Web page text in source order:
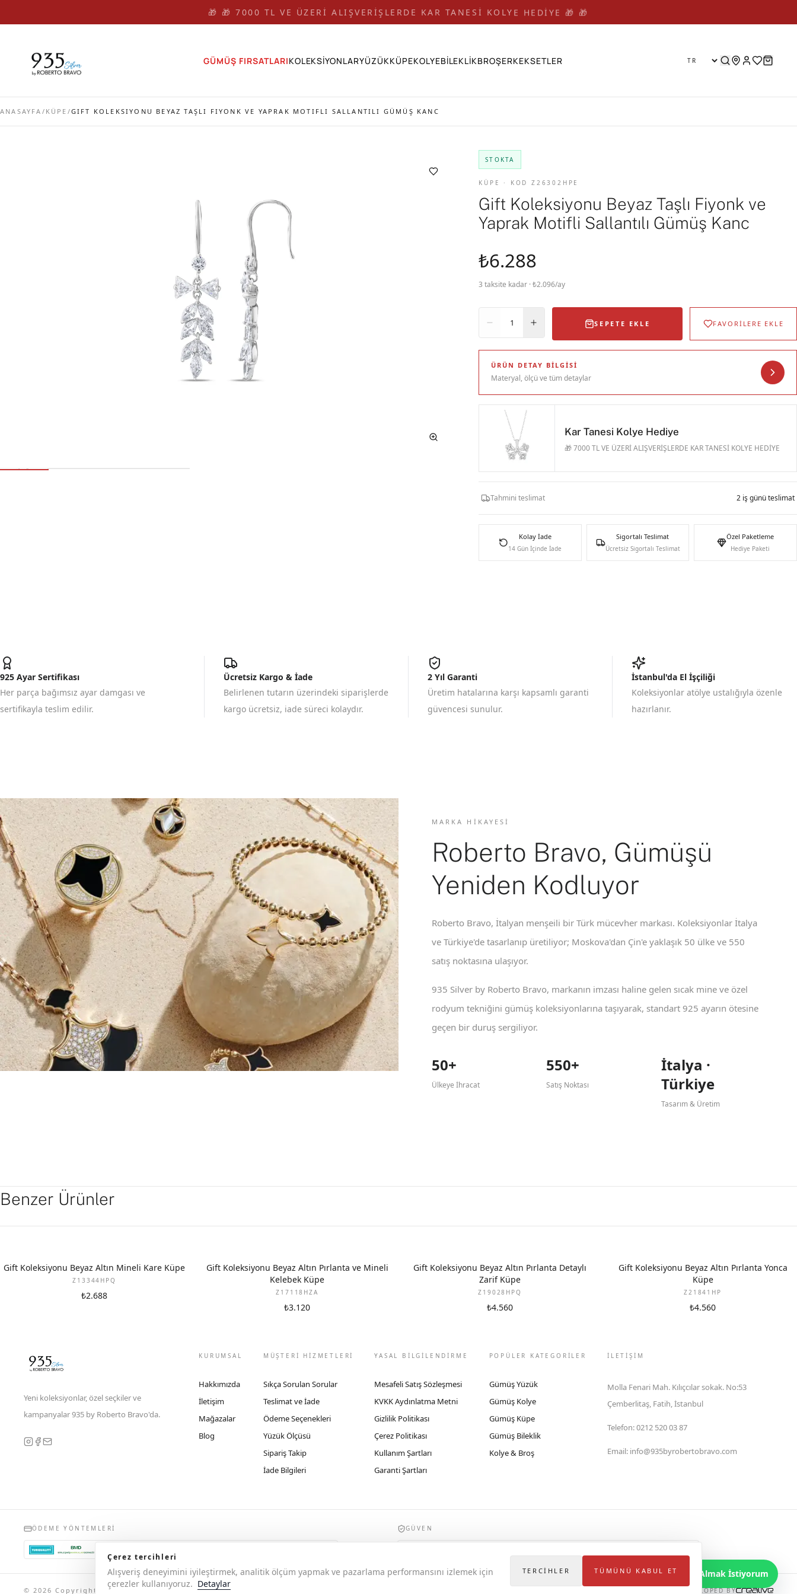
🎁 🎁 7000 TL VE ÜZERİ ALIŞVERİŞLERDE KAR TANESİ KOLYE HEDİYE 🎁 🎁
GÜMÜŞ FIRSATLARIKOLEKSİYONLARYÜZÜKKÜPEKOLYEBİLEKLİKBROŞERKEKSETLER
ANASAYFA / KÜPE /GIFT KOLEKSIYONU BEYAZ TAŞLI FIYONK VE YAPRAK MOTIFLI SALLANTILI GÜMÜŞ KANC
STOKTA
KÜPE · KOD Z26302HPE
Gift Koleksiyonu Beyaz Taşlı Fiyonk ve
Yaprak Motifli Sallantılı Gümüş Kanc
₺6.288
3 taksite kadar · ₺2.096/ay
1 SEPETE EKLE FAVORİLERE EKLE
ÜRÜN DETAY BILGISI
Materyal, ölçü ve tüm detaylar
Kar Tanesi Kolye Hediye
🎁 7000 TL VE ÜZERİ ALIŞVERİŞLERDE KAR TANESİ KOLYE HEDİYE
Tahmini teslimat 2 iş günü teslimat
Kolay İade
14 Gün İçinde İade
Sigortalı Teslimat
Ücretsiz Sigortalı Teslimat
Özel Paketleme
Hediye Paketi
925 Ayar Sertifikası
Her parça bağımsız ayar damgası ve
sertifikayla teslim edilir.
Ücretsiz Kargo & İade
Belirlenen tutarın üzerindeki siparişlerde
kargo ücretsiz, iade süreci kolaydır.
2 Yıl Garanti
Üretim hatalarına karşı kapsamlı garanti
güvencesi sunulur.
İstanbul'da El İşçiliği
Koleksiyonlar atölye ustalığıyla özenle
hazırlanır.
MARKA HIKAYESI
Roberto Bravo, Gümüşü
Yeniden Kodluyor
Roberto Bravo, İtalyan menşeili bir Türk mücevher markası. Koleksiyonlar İtalya
ve Türkiye'de tasarlanıp üretiliyor; Moskova'dan Çin'e yaklaşık 50 ülke ve 550
satış noktasına ulaşıyor.
935 Silver by Roberto Bravo, markanın imzası haline gelen sıcak mine ve özel
rodyum tekniğini gümüş koleksiyonlarına taşıyarak, standart 925 ayarın ötesine
geçen bir duruş sergiliyor.
50+
Ülkeye İhracat
550+
Satış Noktası
İtalya ·
Türkiye
Tasarım & Üretim
Benzer Ürünler
YENI
Gift Koleksiyonu Beyaz Altın Mineli Kare Küpe
Z13344HPQ
₺2.688
YENI
Gift Koleksiyonu Beyaz Altın Pırlanta ve Mineli
Kelebek Küpe
Z17118HZA
₺3.120
YENI
Gift Koleksiyonu Beyaz Altın Pırlanta Detaylı
Zarif Küpe
Z19028HPQ
₺4.560
YENI
Gift Koleksiyonu Beyaz Altın Pırlanta Yonca
Küpe
Z21841HP
₺4.560
Yeni koleksiyonlar, özel seçkiler ve
kampanyalar 935 by Roberto Bravo'da.
KURUMSAL
Hakkımızda
İletişim
Mağazalar
Blog
MÜŞTERİ HİZMETLERİ
Sıkça Sorulan Sorular
Teslimat ve İade
Ödeme Seçenekleri
Yüzük Ölçüsü
Sipariş Takip
İade Bilgileri
YASAL BİLGİLENDİRME
Mesafeli Satış Sözleşmesi
KVKK Aydınlatma Metni
Gizlilik Politikası
Çerez Politikası
Kullanım Şartları
Garanti Şartları
POPÜLER KATEGORİLER
Gümüş Yüzük
Gümüş Kolye
Gümüş Küpe
Gümüş Bileklik
Kolye & Broş
İLETIŞIM
Molla Fenari Mah. Kılıçcılar sokak. No:53
Çemberlitaş, Fatih, İstanbul
Telefon:0212 520 03 87
Email: info@935byrobertobravo.com
ÖDEME YÖNTEMLERI GÜVEN
© 2026 Copyright 935 by Roberto Bravo DEVELOPED BY
Bilgi Almak İstiyorum
Çerez tercihleri
Alışveriş deneyimini iyileştirmek, analitik ölçüm yapmak ve pazarlama performansını izlemek için
çerezler kullanıyoruz. Detaylar
TERCIHLER TÜMÜNÜ KABUL ET